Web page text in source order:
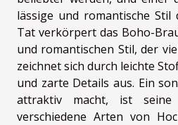
lässige und romantische Stil
Tat verkörpert das Boho-
und romantischen Stil, der
zeichnet sich durch leichte
und zarte Details aus. Ein
attraktiv macht, ist seine
verschiedene Arten von